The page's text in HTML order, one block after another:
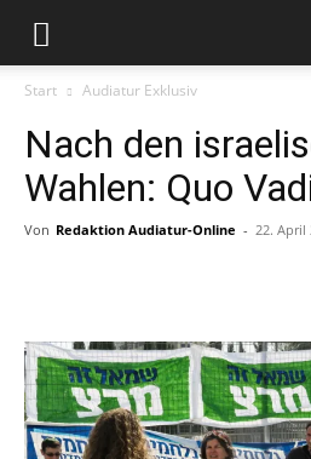
Start Audiatur Exklusiv
Nach den
Wahlen: Quo
Von Redaktion Audiatur-Online - 22. April